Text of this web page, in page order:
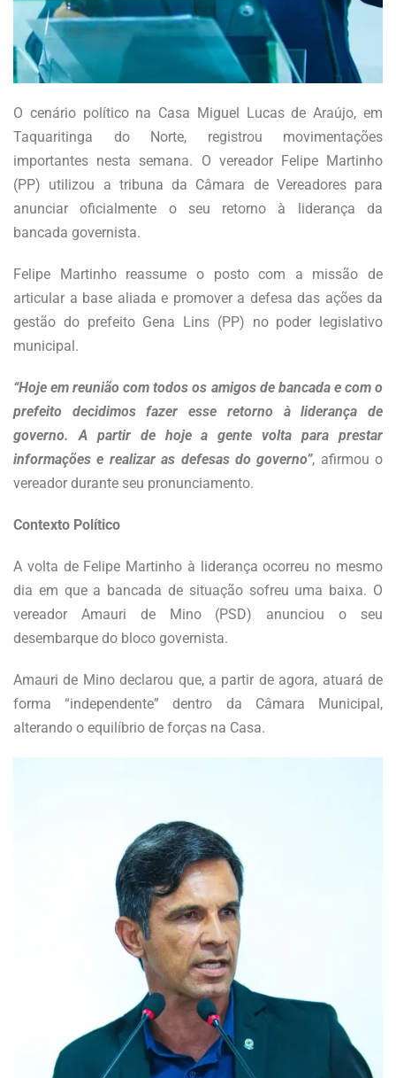
O cenário político na Casa Miguel Lucas de Araújo, em
Taquaritinga do Norte, registrou movimentações
importantes nesta semana. O vereador Felipe Martinho
(PP) utilizou a tribuna da Câmara de Vereadores para
anunciar oficialmente o seu retorno à liderança da
bancada governista.
Felipe Martinho reassume o posto com a missão de
articular a base aliada e promover a defesa das ações da
gestão do prefeito Gena Lins (PP) no poder legislativo
municipal.
“Hoje em reunião com todos os amigos de bancada e com o
prefeito decidimos fazer esse retorno à liderança de
governo. A partir de hoje a gente volta para prestar
informações e realizar as defesas do governo”, afirmou o
vereador durante seu pronunciamento.
Contexto Político
A volta de Felipe Martinho à liderança ocorreu no mesmo
dia em que a bancada de situação sofreu uma baixa. O
vereador Amauri de Mino (PSD) anunciou o seu
desembarque do bloco governista.
Amauri de Mino declarou que, a partir de agora, atuará de
forma “independente” dentro da Câmara Municipal,
alterando o equilíbrio de forças na Casa.